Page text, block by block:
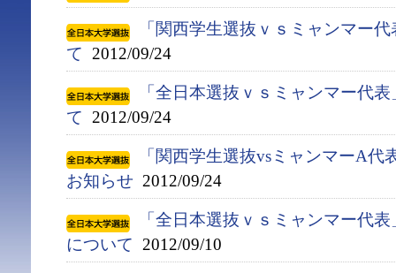
「関西学生選抜ｖｓミャンマー
て 2012/09/24
「全日本選抜ｖｓミャンマー代
て 2012/09/24
「関西学生選抜vsミャンマーA
お知らせ 2012/09/24
「全日本選抜ｖｓミャンマー代
について 2012/09/10